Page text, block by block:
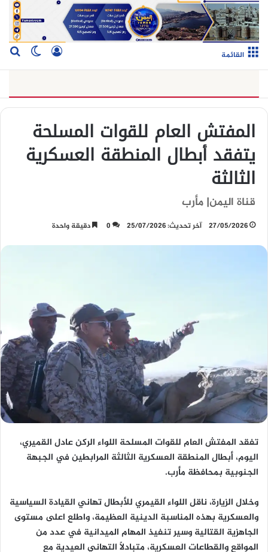
تسجيل القائمة
المفتش العام للقوات المسلحة
يتفقد أبطال المنطقة العسكرية
الثالثة
قناة اليمن| مأرب
27/05/2026 آخر تحديث: 25/07/2026 0 دقيقة واحدة
تفقد المفتش العام للقوات المسلحة اللواء الركن عادل القميري،
اليوم، أبطال المنطقة العسكرية الثالثة المرابطين في الجبهة
الجنوبية بمحافظة مأرب.
وخلال الزيارة، ناقل اللواء القيمري للأبطال تهاني القيادة السياسية
والعسكرية بهذه المناسبة الدينية العظيمة، واطلع اعلى مستوى
الجاهزية القتالية وسير تنفيذ المهام الميدانية في عدد من
المواقع والقطاعات العسكرية، متبادلًا التهاني العيدية مع